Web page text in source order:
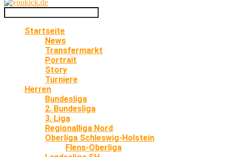
Startseite
News
Transfermarkt
Portrait
Story
Turniere
Herren
Bundesliga
2. Bundesliga
3. Liga
Regionalliga Nord
Oberliga Schleswig-Holstein
Flens-Oberliga